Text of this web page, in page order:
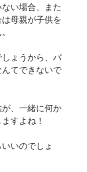
い場合、また
母親が子供を
ょうから、パ
てできないで
、一緒に何か
すよね！
いのでしょ